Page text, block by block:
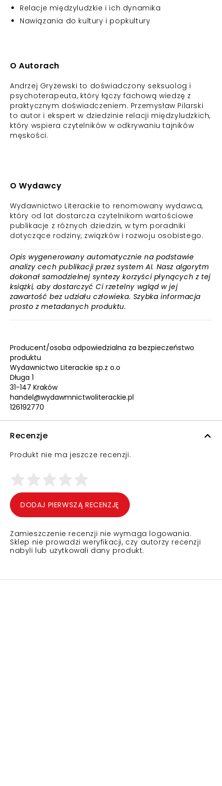
Relacje międzyludzkie i ich dynamika
Nawiązania do kultury i popkultury
O Autorach
Andrzej Gryżewski to doświadczony seksuolog i
psychoterapeuta, który łączy fachową wiedzę z
praktycznym doświadczeniem. Przemysław Pilarski
to autor i ekspert w dziedzinie relacji międzyludzkich,
który wspiera czytelników w odkrywaniu tajników
męskości.
O Wydawcy
Wydawnictwo Literackie to renomowany wydawca,
który od lat dostarcza czytelnikom wartościowe
publikacje z różnych dziedzin, w tym poradniki
dotyczące rodziny, związków i rozwoju osobistego.
Opis wygenerowany automatycznie na podstawie
analizy cech publikacji przez system AI. Nasz algorytm
dokonał samodzielnej syntezy korzyści płynących z tej
książki, aby dostarczyć Ci rzetelny wgląd w jej
zawartość bez udziału człowieka. Szybka informacja
prosto z metadanych produktu.
Producent/osoba odpowiedzialna za bezpieczeństwo
produktu
Wydawnictwo Literackie sp.z o.o
Długa 1
31-147 Kraków
handel@wydawmnictwoliterackie.pl
126192770
Recenzje
Produkt nie ma jeszcze recenzji.
DODAJ PIERWSZĄ RECENZJĘ
Zamieszczenie recenzji nie wymaga logowania.
Sklep nie prowadzi weryfikacji, czy autorzy recenzji
nabyli lub użytkowali dany produkt.